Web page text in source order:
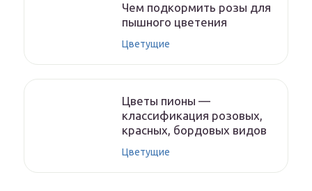
Чем подкормить розы для
пышного цветения
Цветущие
Цветы пионы —
классификация розовых,
красных, бордовых видов
Цветущие